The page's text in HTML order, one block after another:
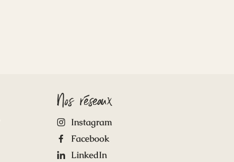
Nos réseaux
Instagram
Facebook
LinkedIn